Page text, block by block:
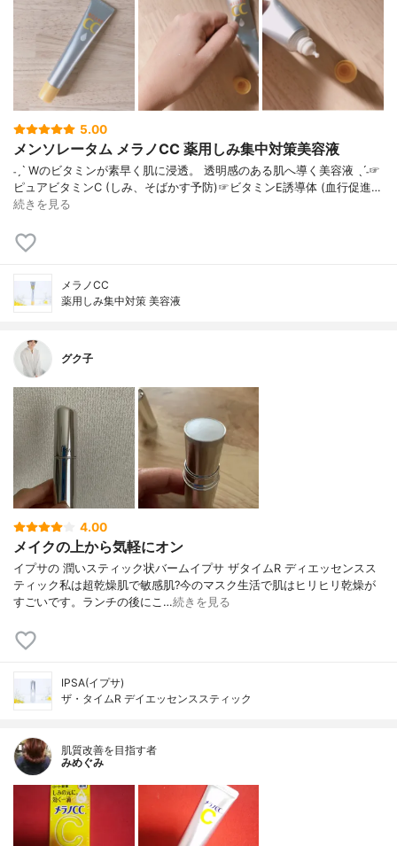
5.00
メンソレータム メラノCC 薬用しみ集中対策美容液
˗ˏˋ Wのビタミンが素早く肌に浸透。 透明感のある肌へ導く美容液 ˎˊ˗☞
ピュアビタミンC (しみ、そばかす予防)☞ビタミンE誘導体 (血行促進…
続きを見る
メラノCC
薬用しみ集中対策 美容液
グク子
4.00
メイクの上から気軽にオン
イプサの 潤いスティック状バームイプサ ザタイムR ディエッセンスス
ティック私は超乾燥肌で敏感肌?今のマスク生活で肌はヒリヒリ乾燥が
すごいです。ランチの後にこ…続きを見る
IPSA(イプサ)
ザ・タイムR デイエッセンススティック
肌質改善を目指す者
みめぐみ